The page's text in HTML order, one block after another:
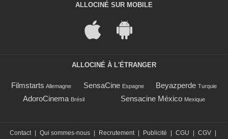
ALLOCINÉ SUR MOBILE
ALLOCINÉ À L'ÉTRANGER
Filmstarts Allemagne SensaCine Espagne Beyazperde Turquie
AdoroCinema Brésil Sensacine México Mexique
Contact Qui sommes-nous Recrutement Publicité CGU CGV